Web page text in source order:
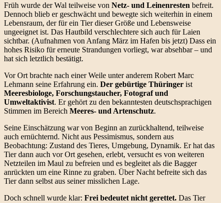
Früh wurde der Wal teilweise von Netz- und Leinenresten befreit.
Dennoch blieb er geschwächt und bewegte sich weiterhin in einem
Lebensraum, der für ein Tier dieser Größe und Lebensweise
ungeeignet ist. Das Hautbild verschlechtere sich auch für Laien
sichtbar. (Aufnahmen von Anfang März im Hafen bis jetzt) Dass ein
hohes Risiko für erneute Strandungen vorliegt, war absehbar – und
hat sich letztlich bestätigt.
Vor Ort brachte nach einer Weile unter anderem Robert Marc
Lehmann seine Erfahrung ein. Der gebürtige Thüringer ist
Meeresbiologe, Forschungstaucher, Fotograf und
Umweltaktivist. Er gehört zu den bekanntesten deutschsprachigen
Stimmen im Bereich Meeres- und Artenschutz.
Seine Einschätzung war von Beginn an zurückhaltend, teilweise
auch ernüchternd. Nicht aus Pessimismus, sondern aus
Beobachtung: Zustand des Tieres, Umgebung, Dynamik. Er hat das
Tier dann auch vor Ort gesehen, erlebt, versucht es von weiteren
Netzteilen im Maul zu befreien und es begleitet als die Bagger
anrückten um eine Rinne zu graben. Über Nacht befreite sich das
Tier dann selbst aus seiner misslichen Lage.
Doch schnell wurde klar: Frei bedeutet nicht gerettet. Das Tier